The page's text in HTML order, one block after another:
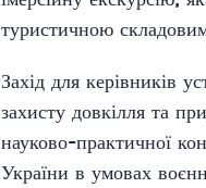
туристичною
Захід для керівників
захисту довкілля та
науково-практичної
України в умовах